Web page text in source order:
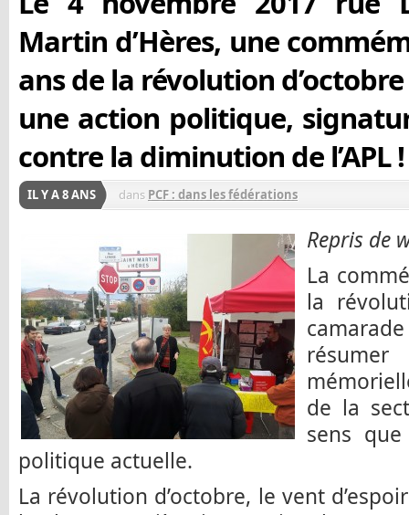
Martin d’Hères, une
ans de la révolution
une action politique,
contre la diminution de l’APL !
IL Y A 8 ANS dans PCF : dans les fédérations
Repris de
La
la
de la
sens que
politique actuelle.
La révolution d’octobre, le vent